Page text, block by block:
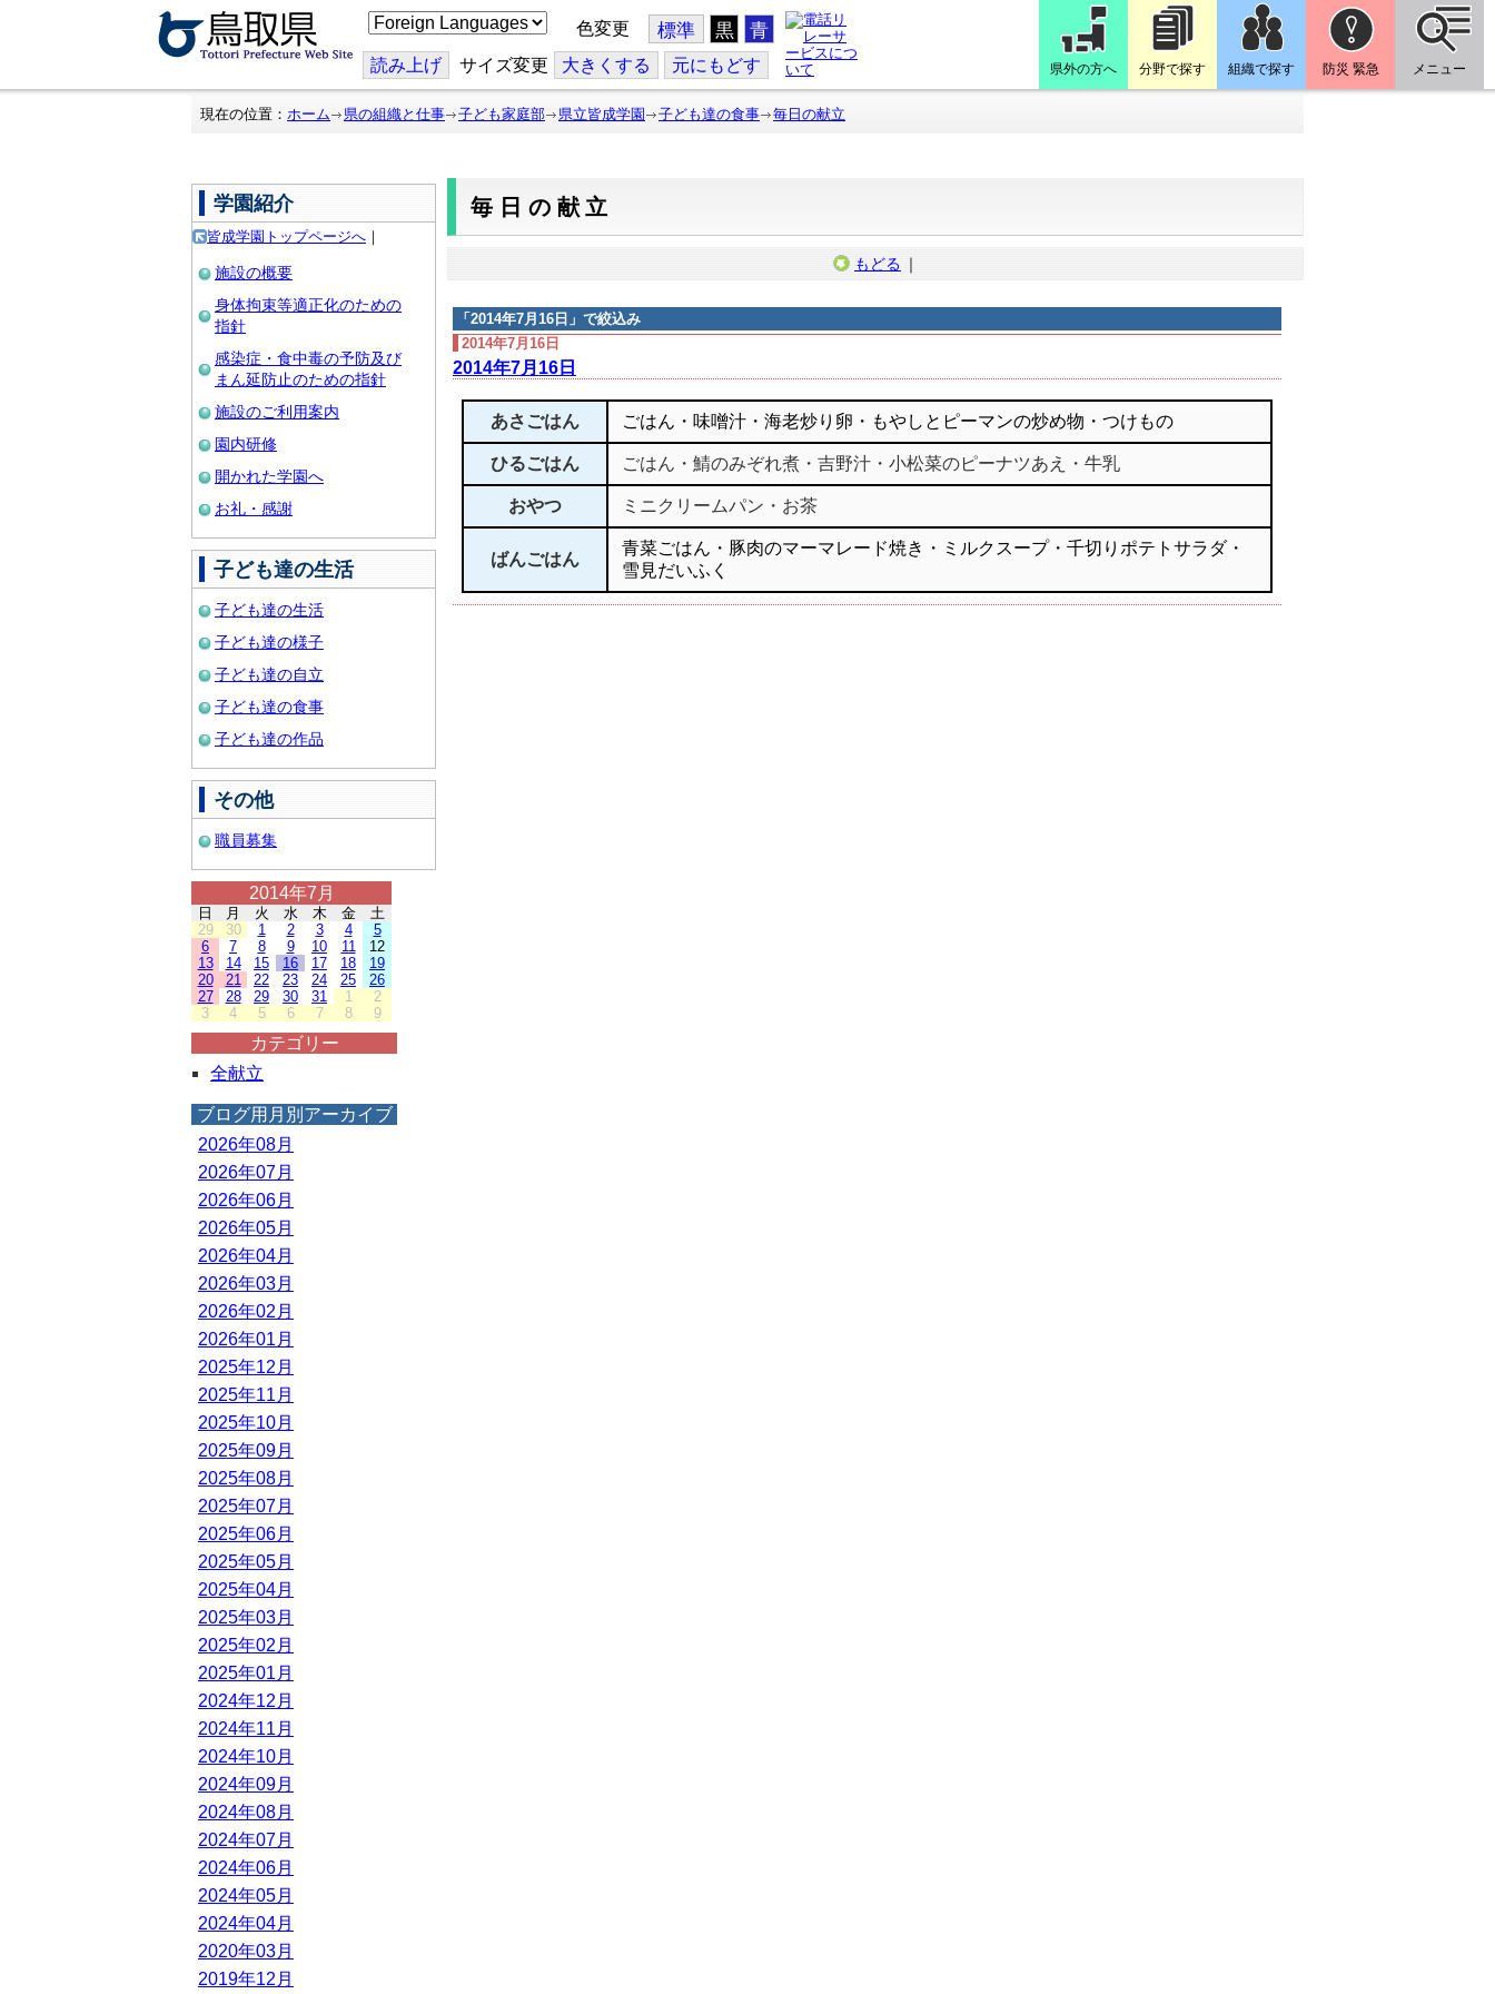
こ
の
ジ
を
翻
色変更 標準 黒 青
読み上げ サイズ変更 大きくする 元にもどす 県外の方へ 分野で探す 組織で探す 防災 緊急 メニュー
現在の位置： ホーム 県の組織と仕事 子ども家庭部 県立皆成学園 子ども達の食事 毎日の献立
学園紹介
皆成学園トップページへ ｜
施設の概要
身体拘束等適正化のための
指針
感染症・食中毒の予防及び
まん延防止のための指針
施設のご利用案内
園内研修
開かれた学園へ
お礼・感謝
子ども達の生活
子ども達の生活
子ども達の様子
子ども達の自立
子ども達の食事
子ども達の作品
その他
職員募集
2014年7月
日 月 火 水 木 金
土
29
30 1 2 3 4
5
6
7 8 9 10 11
12
13
14 15 16 17 18
19
20
21 22 23 24 25
26
27
28 29 30 31 1
2
3
4 5 6 7 8 9
カテゴリー
全献立
ブログ用月別アーカイブ
2026年08月
2026年07月
2026年06月
2026年05月
2026年04月
2026年03月
2026年02月
2026年01月
2025年12月
2025年11月
2025年10月
2025年09月
2025年08月
2025年07月
2025年06月
2025年05月
2025年04月
2025年03月
2025年02月
2025年01月
2024年12月
2024年11月
2024年10月
2024年09月
2024年08月
2024年07月
2024年06月
2024年05月
2024年04月
2020年03月
2019年12月
毎日の献立
もどる ｜
「 2014年7月16日 」で絞込み
2014年7月16日
2014年7月16日
あさごはん ごはん・味噌汁・海老炒り卵・もやしとピーマンの炒め物・つけもの
ひるごはん ごはん・鯖のみぞれ煮・吉野汁・小松菜のピーナツあえ・牛乳
おやつ ミニクリームパン・お茶
ばんごはん
青菜ごはん・豚肉のマーマレード焼き・ミルクスープ・千切りポテトサラダ・
雪見だいふく